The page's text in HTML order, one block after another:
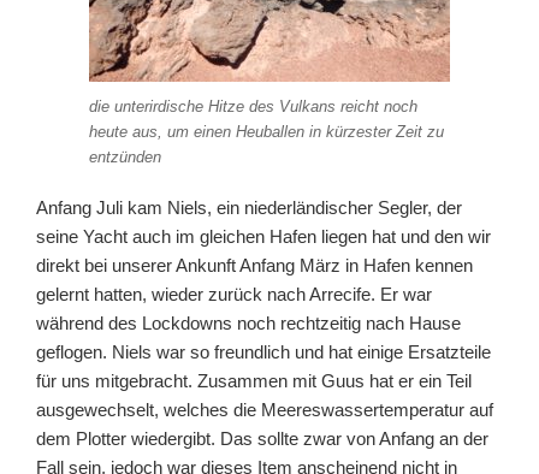
die unterirdische Hitze des Vulkans reicht noch
heute aus, um einen Heuballen in kürzester Zeit zu
entzünden
Anfang Juli kam Niels, ein niederländischer Segler, der
seine Yacht auch im gleichen Hafen liegen hat und den wir
direkt bei unserer Ankunft Anfang März in Hafen kennen
gelernt hatten, wieder zurück nach Arrecife. Er war
während des Lockdowns noch rechtzeitig nach Hause
geflogen. Niels war so freundlich und hat einige Ersatzteile
für uns mitgebracht. Zusammen mit Guus hat er ein Teil
ausgewechselt, welches die Meereswassertemperatur auf
dem Plotter wiedergibt. Das sollte zwar von Anfang an der
Fall sein, jedoch war dieses Item anscheinend nicht in